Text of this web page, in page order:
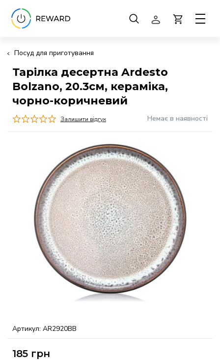
Посуд для приготування
Тарілка десертна Ardesto
Bolzano, 20.3см, кераміка,
чорно-коричневий
Залишити відгук Немає в наявності
Артикул: AR2920BB
185 грн